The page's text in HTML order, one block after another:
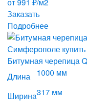
Заказать
Подробнее
Битумная черепица
Длина
1000 мм
Ширина317 мм